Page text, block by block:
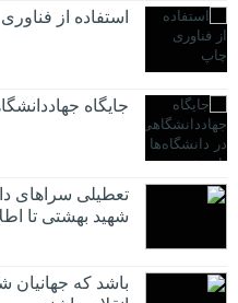
استفاده از
جایگاه
تعطیلی سراهای
شهید بهشتی تا
باشد که جهانیان